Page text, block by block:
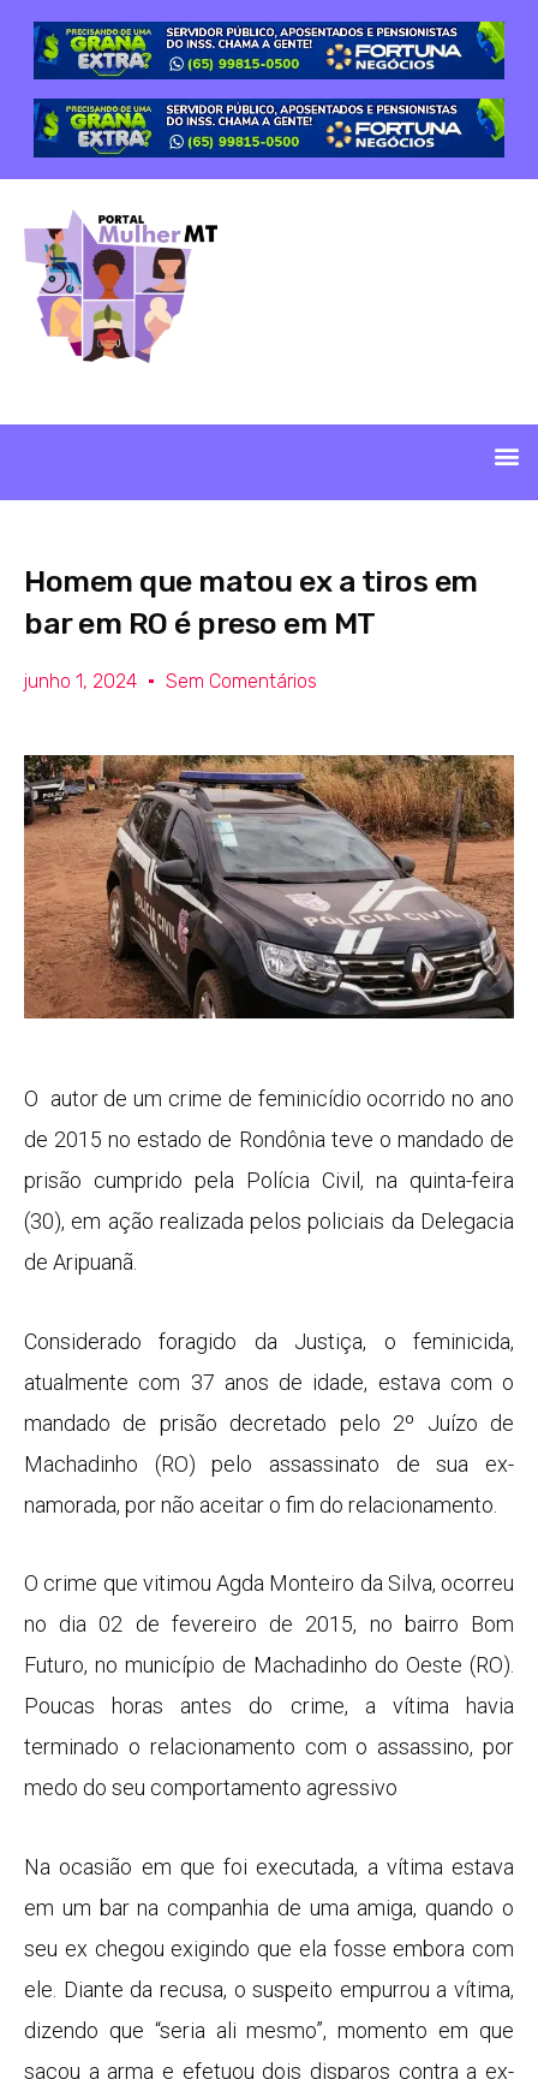
Homem que matou ex a tiros em
bar em RO é preso em MT
junho 1, 2024 Sem Comentários
O autor de um crime de feminicídio ocorrido no ano
de 2015 no estado de Rondônia teve o mandado de
prisão cumprido pela Polícia Civil, na quinta-feira
(30), em ação realizada pelos policiais da Delegacia
de Aripuanã.
Considerado foragido da Justiça, o feminicida,
atualmente com 37 anos de idade, estava com o
mandado de prisão decretado pelo 2º Juízo de
Machadinho (RO) pelo assassinato de sua ex-
namorada, por não aceitar o fim do relacionamento.
O crime que vitimou Agda Monteiro da Silva, ocorreu
no dia 02 de fevereiro de 2015, no bairro Bom
Futuro, no município de Machadinho do Oeste (RO).
Poucas horas antes do crime, a vítima havia
terminado o relacionamento com o assassino, por
medo do seu comportamento agressivo
Na ocasião em que foi executada, a vítima estava
em um bar na companhia de uma amiga, quando o
seu ex chegou exigindo que ela fosse embora com
ele. Diante da recusa, o suspeito empurrou a vítima,
dizendo que “seria ali mesmo”, momento em que
sacou a arma e efetuou dois disparos contra a ex-